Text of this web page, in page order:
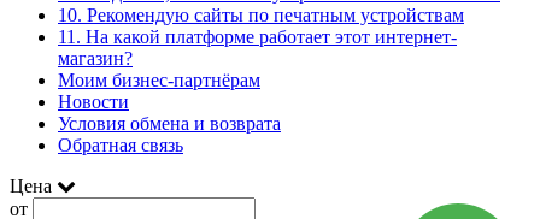
10. Рекомендую сайты по печатным устройствам
11. На какой платформе работает этот интернет-
магазин?
Моим бизнес-партнёрам
Новости
Условия обмена и возврата
Обратная связь
Цена
от